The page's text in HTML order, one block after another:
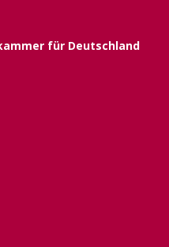
für Deutschland